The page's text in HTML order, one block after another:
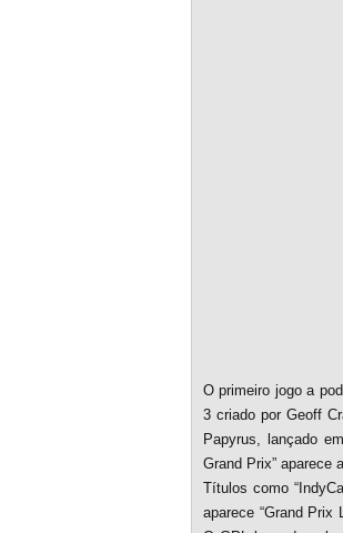
O primeiro jogo a
3 criado por Geoff
Papyrus, lançado
Grand Prix” aparece
Títulos como
aparece “Grand